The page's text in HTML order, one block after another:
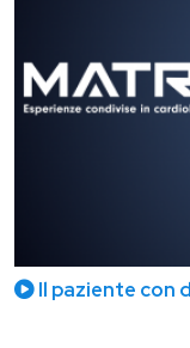
Il paziente con